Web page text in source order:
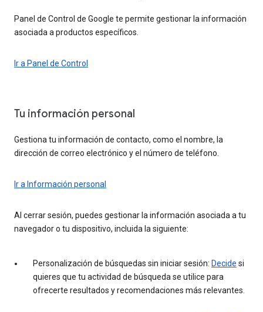
Panel de Control de Google te permite gestionar la información
asociada a productos específicos.
Ir a Panel de Control
Tu información personal
Gestiona tu información de contacto, como el nombre, la
dirección de correo electrónico y el número de teléfono.
Ir a Información personal
Al cerrar sesión, puedes gestionar la información asociada a tu
navegador o tu dispositivo, incluida la siguiente:
Personalización de búsquedas sin iniciar sesión: Decide si
quieres que tu actividad de búsqueda se utilice para
ofrecerte resultados y recomendaciones más relevantes.